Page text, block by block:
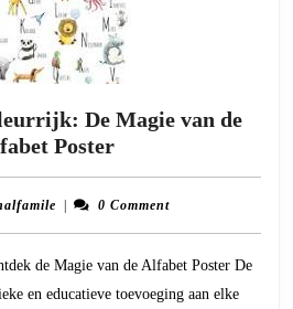
De Magie van de
PosterLeerzaam
en
Kleurrijk:
van
de
halfamile
| 0 Comment
de Magie van de Alfabet Poster De
en educatieve toevoeging aan elke